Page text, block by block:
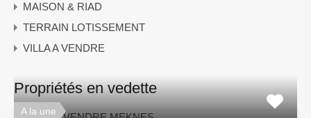
MAISON & RIAD
TERRAIN LOTISSEMENT
VILLA A VENDRE
Propriétés en vedette
A la une